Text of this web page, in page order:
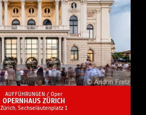
AUFFÜHRUNGEN / Oper
OPERNHAUS ZÜRICH
Zürich, Sechseläutenplatz 1